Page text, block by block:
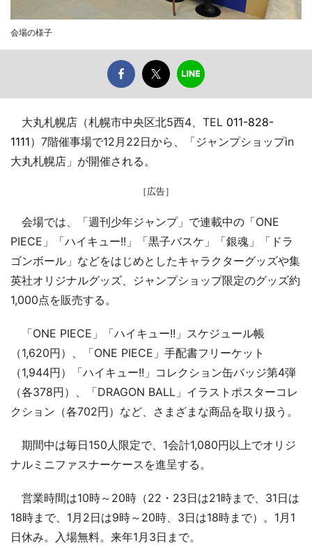
会場の様子
大丸札幌店（札幌市中央区北5西4、TEL 011-828-
1111）7階催事場で12月22日から、「ジャンプショップin
大丸札幌店」が開催される。
［広告］
会場では、「週刊少年ジャンプ」で連載中の「ONE
PIECE」「ハイキュー!!」「黒子バスケ」「銀魂」「ドラ
ゴンボール」などをはじめとしたキャラクターグッズや集
英社オリジナルグッズ、ジャンプショップ限定のグッズ約
1,000点を販売する。
「ONE PIECE」「ハイキュー!!」スケジュール帳
（1,620円）、「ONE PIECE」手配書フリーケット
（1,944円）「ハイキュー!!」コレクション缶バッジ第4弾
（各378円）、「DRAGON BALL」イラストポスターコレ
クション（各702円）など、さまざまな商品を取り扱う。
期間中は毎日150人限定で、1会計1,080円以上でオリジ
ナルミニファスナーケースを進呈する。
営業時間は10時～20時（22・23日は21時まで、31日は
18時まで、1月2日は9時～20時、3日は18時まで）。1月1
日休み。入場無料。来年1月3日まで。